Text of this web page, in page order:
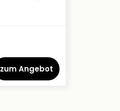
zum Angebot